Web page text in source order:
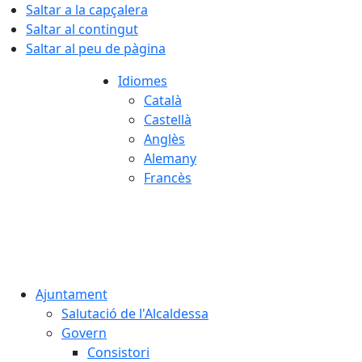
Saltar a la capçalera
Saltar al contingut
Saltar al peu de pàgina
Idiomes
Català
Castellà
Anglès
Alemany
Francès
Ajuntament
Salutació de l'Alcaldessa
Govern
Consistori